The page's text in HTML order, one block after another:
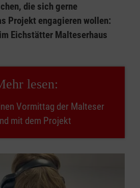
die sich gerne
Projekt engagieren wollen:
Eichstätter Malteserhaus
lesen:
Vormittag der Malteser
mit dem Projekt